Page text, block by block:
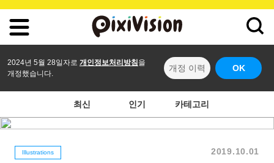
2024년 5월 28일자로 개인정보처리방침 을
개정했습니다.
개정 이력 OK
최신 인기 카테고리
Illustrations 2019.10.01